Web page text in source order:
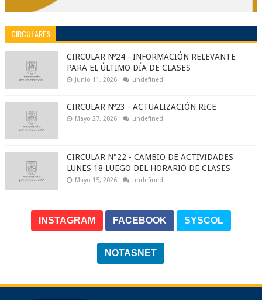
CIRCULARES
CIRCULAR Nº24 - INFORMACIÓN RELEVANTE
PARA EL ÚLTIMO DÍA DE CLASES
Junio 11, 2026 undefined
CIRCULAR Nº23 - ACTUALIZACIÓN RICE
Mayo 27, 2026 undefined
CIRCULAR N°22 - CAMBIO DE ACTIVIDADES
LUNES 18 LUEGO DEL HORARIO DE CLASES
Mayo 15, 2026 undefined
INSTAGRAM FACEBOOK SYSCOL
NOTASNET